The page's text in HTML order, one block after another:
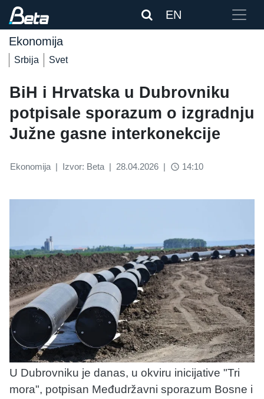
EN
Ekonomija
Srbija Svet
BiH i Hrvatska u Dubrovniku
potpisale sporazum o izgradnju
Južne gasne interkonekcije
Ekonomija | Izvor: Beta | 28.04.2026 | access_time 14:10
U Dubrovniku je danas, u okviru inicijative "Tri
mora", potpisan Međudržavni sporazum Bosne i